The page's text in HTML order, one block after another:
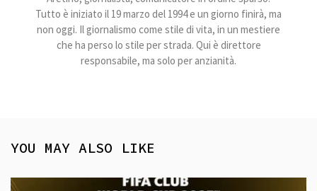
Tutto è iniziato il 19 marzo del 1994 e un giorno finirà, ma
non oggi. Il giornalismo come stile di vita, in un mestiere
che ha perso lo stile per strada. Qui è direttore
responsabile, ma solo per anzianità.
YOU MAY ALSO LIKE